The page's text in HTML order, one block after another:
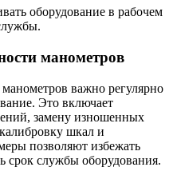
оборудование в рабочем
манометров
важно регулярно
Это включает
замену изношенных
шкал и
позволяют избежать
срок службы оборудования.